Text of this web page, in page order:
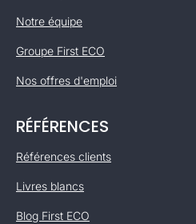
Notre équipe
Groupe First ECO
Nos offres d'emploi
RÉFÉRENCES
Références clients
Livres blancs
Blog First ECO